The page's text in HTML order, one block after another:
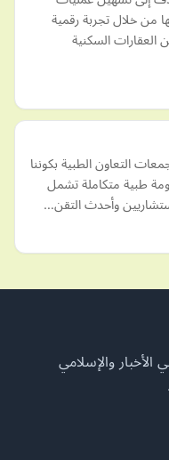
من خلال تجربة رقمية
العقارات السكنية
نفخر في مجمعات التعاون الطبية بكوننا
طبية متكاملة تشمل
وأحدث التقن…
الأخبار والإسلامي